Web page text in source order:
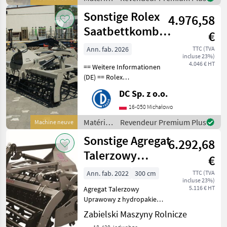
Reihen von 45x12 ger
de semis
/
Sonstige
Machine neuve
Sonstige Rolex
Saatbettkombination
3 m / cultivator
4.976,58
€
TTC (TVA
incluse 23%)
4.046 € HT
Ann. fab. 2026
== Weitere Informationen
(DE) == Rolex
Arbeitsbreite: 3 m -
Zinkenreihen: 2 -
Zinkenanzahl: 22 -
Hydropack auf zwei
Zylindern -
DC Sp. z o.o.
16-050 Michałowo
Matériels
de semis
/
Sonstige
Revendeur Premium Plus
Sonstige Agregat
Talerzowy
Uprawowy z
hydropakiem
3.0/
6.292,68
€
TTC (TVA
incluse 23%)
5.116 € HT
Ann. fab. 2022
300 cm
Agregat Talerzowy
Uprawowy z hydropakiem
Wyposażenie podstawowe:
-dwa rzędy talerzy Ø 510 / Ø
Zabielski Maszyny Rolnicze